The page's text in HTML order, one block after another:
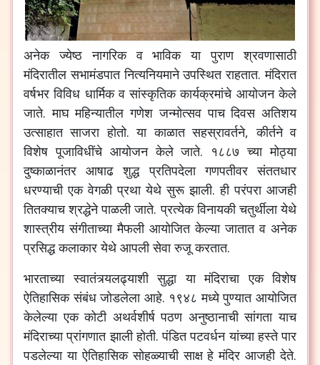
अनेक ज्येष्ठ नागरिक व भाविक या पुराण श्रवणासाठी
मंदिरातील सभामंडपात नित्यनियमाने उपस्थित राहतात. मंदिरात
वर्षभर विविध धार्मिक व सांस्कृतिक कार्यक्रमांचे आयोजन केले
जाते. माघ महिन्यातील गणेश जन्मोत्सव पाच दिवस अतिशय
उत्साहात साजरा होतो. या काळात सहस्रावर्तने, कीर्तने व
विशेष पूजाविधींचे आयोजन केले जाते. १८८७ च्या मोठ्या
दुष्काळानंतर आषाढ शुद्ध प्रतिपदेला गणपतीवर संततधार
धरण्याची एक वेगळी प्रथा येथे सुरू झाली. ही परंपरा आजही
तितक्याच श्रद्धेने पाळली जाते. प्रत्येक विनायकी चतुर्थीला येथे
शास्त्रीय संगीताच्या मैफली आयोजित केल्या जातात व अनेक
प्रसिद्ध कलाकार येथे आपली सेवा रुजू करतात.
भारताच्या स्वातंत्र्यलढ्याशी सुद्धा या मंदिराचा एक विशेष
ऐतिहासिक संबंध जोडलेला आहे. १९४८ मध्ये पुण्यात आयोजित
केलेल्या एक कोटी अथर्वशीर्ष पठण अनुष्ठानाची सांगता याच
मंदिराच्या प्रांगणात झाली होती. पंडित पटवर्धन यांच्या हस्ते पार
पडलेल्या या ऐतिहासिक सोहळ्याची साक्ष हे मंदिर आजही देते.